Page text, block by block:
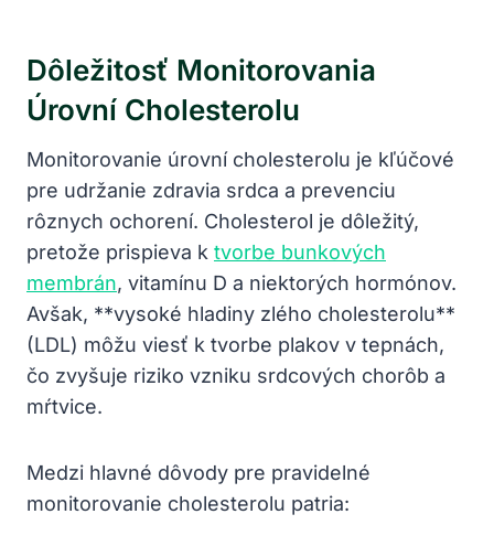
Dôležitosť Monitorovania
Úrovní Cholesterolu
Monitorovanie úrovní cholesterolu je kľúčové
pre udržanie zdravia srdca a prevenciu
rôznych⁤ ochorení. Cholesterol je dôležitý,
pretože prispieva⁢ k tvorbe bunkových
membrán, vitamínu D‌ a niektorých hormónov.
Avšak, **vysoké hladiny zlého cholesterolu**
(LDL) môžu‌ viesť k tvorbe plakov v tepnách,
čo zvyšuje riziko ⁣vzniku srdcových chorôb a
mŕtvice.
Medzi hlavné dôvody pre pravidelné
monitorovanie ‍cholesterolu patria: